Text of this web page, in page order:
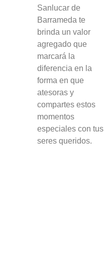
Sanlucar de
Barrameda te
brinda un valor
agregado que
marcará la
diferencia en la
forma en que
atesoras y
compartes estos
momentos
especiales con tus
seres queridos.